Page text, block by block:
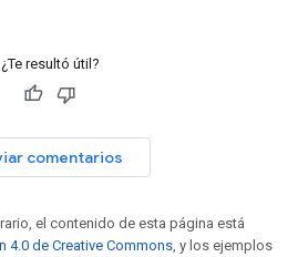
¿Te resultó útil?
comentarios
el contenido de esta página está
4.0 de Creative Commons , y los ejemplos